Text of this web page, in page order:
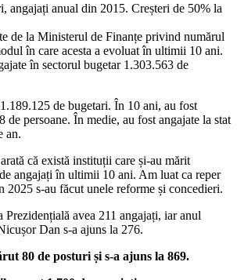
angajați anual din 2015. Creșteri de 50% la
de la Ministerul de Finanțe privind numărul
în care acesta a evoluat în ultimii 10 ani.
în sectorul bugetar 1.303.563 de
de bugetari. În 10 ani, au fost
de persoane. În medie, au fost angajate la stat
an.
că există instituții care și-au mărit
angajați în ultimii 10 ani. Am luat ca reper
2025 s-au făcut unele reforme și concedieri.
avea 211 angajați, iar anul
Dan s-a ajuns la 276.
80 de posturi și s-a ajuns la 869.